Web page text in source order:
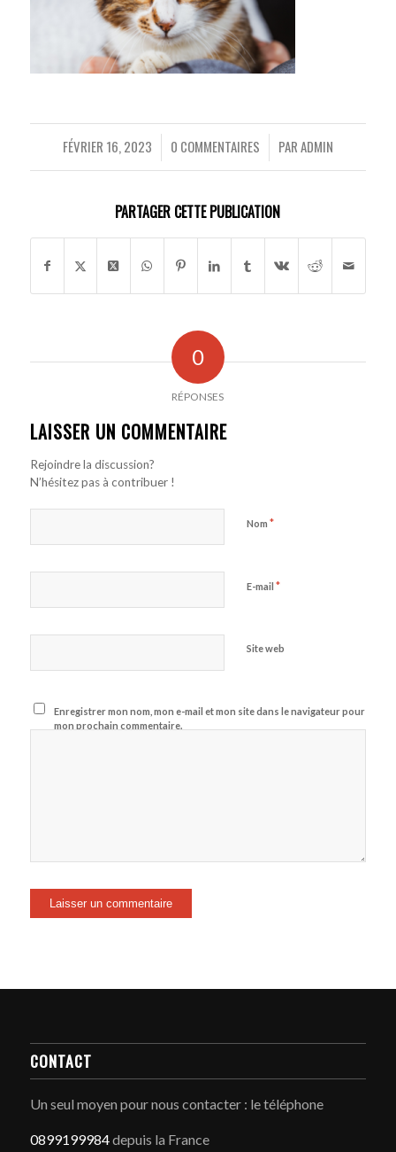
FÉVRIER 16, 2023
/ 0 COMMENTAIRES
/ PARADMIN
PARTAGER CETTE PUBLICATION
0
RÉPONSES
LAISSER UN COMMENTAIRE
Rejoindre la discussion?
N’hésitez pas à contribuer !
Nom *
E-mail *
Site web
Enregistrer mon nom, mon e-mail et mon site dans le navigateur pour
mon prochain commentaire.
CONTACT
Un seul moyen pour nous contacter : le téléphone
0899199984depuis la France